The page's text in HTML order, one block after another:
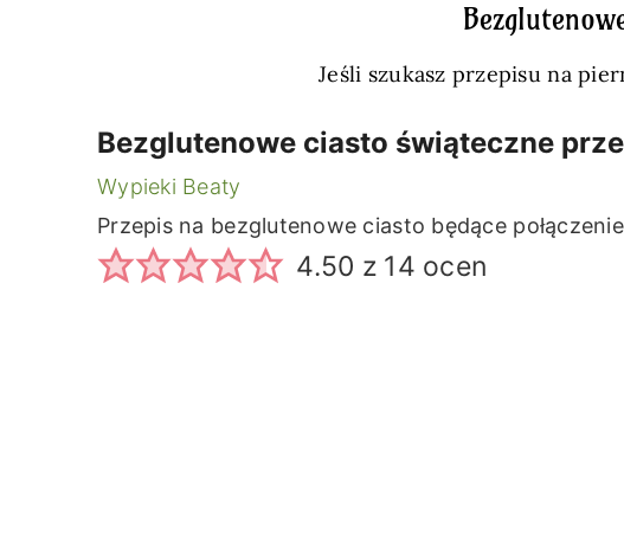
Jeśli szukasz przepisu na
Bezglutenowe ciasto świąteczne
Wypieki Beaty
Przepis na bezglutenowe ciasto będące
4.50 z 14 ocen